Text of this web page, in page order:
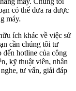
có thể đưa ra được
máy.
ích khác về việc sử
cần chúng tôi tư
đến hotline của công
kỹ thuật viên, nhân
tư vấn, giải đáp